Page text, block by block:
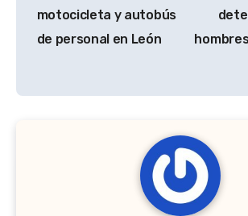
entradas
motocicleta y autobús
de personal en León